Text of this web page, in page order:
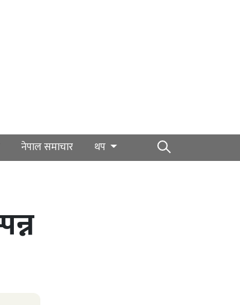
नेपाल समाचार थप